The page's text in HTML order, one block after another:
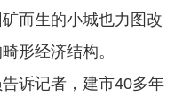
而生的小城也力图改
形经济结构。
诉记者，建市40多年